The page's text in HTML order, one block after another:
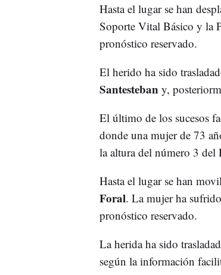
Hasta el lugar se han
Soporte Vital Básico y la
pronóstico reservado.
El herido ha sido
Santesteban y,
El último de los sucesos
donde una mujer de 73
la altura del número 3 del
Hasta el lugar se han
Foral. La mujer ha
pronóstico reservado.
La herida ha sido
según la información